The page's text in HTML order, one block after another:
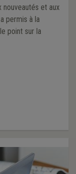
nouveautés et aux
permis à la
point sur la